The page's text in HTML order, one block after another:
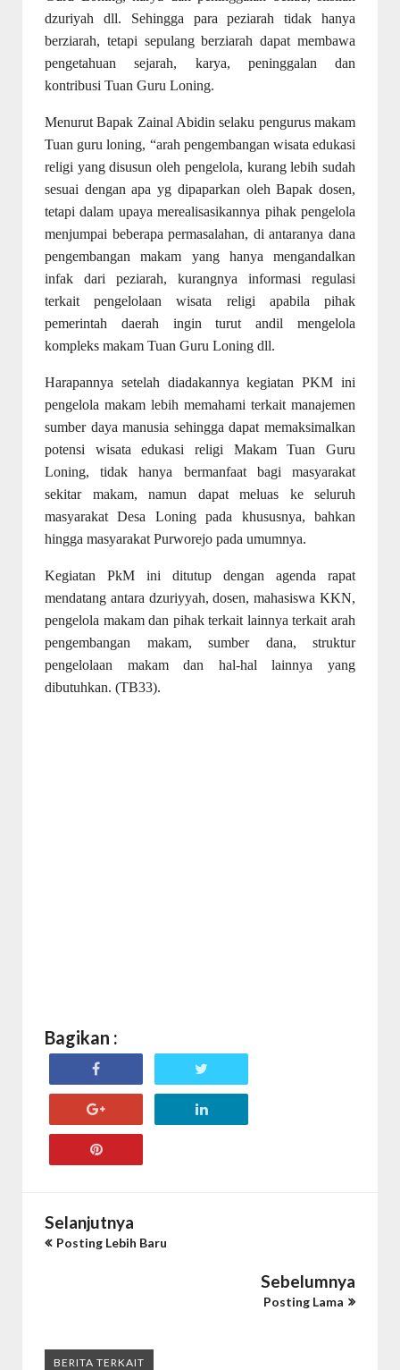
dzuriyah dll. Sehingga para peziarah tidak hanya
berziarah, tetapi sepulang berziarah dapat membawa
pengetahuan sejarah, karya, peninggalan dan
kontribusi Tuan Guru Loning.
Menurut Bapak Zainal Abidin selaku pengurus makam
Tuan guru loning, “arah pengembangan wisata edukasi
religi yang disusun oleh pengelola, kurang lebih sudah
sesuai dengan apa yg dipaparkan oleh Bapak dosen,
tetapi dalam upaya merealisasikannya pihak pengelola
menjumpai beberapa permasalahan, di antaranya dana
pengembangan makam yang hanya mengandalkan
infak dari peziarah, kurangnya informasi regulasi
terkait pengelolaan wisata religi apabila pihak
pemerintah daerah ingin turut andil mengelola
kompleks makam Tuan Guru Loning dll.
Harapannya setelah diadakannya kegiatan PKM ini
pengelola makam lebih memahami terkait manajemen
sumber daya manusia sehingga dapat memaksimalkan
potensi wisata edukasi religi Makam Tuan Guru
Loning, tidak hanya bermanfaat bagi masyarakat
sekitar makam, namun dapat meluas ke seluruh
masyarakat Desa Loning pada khususnya, bahkan
hingga masyarakat Purworejo pada umumnya.
Kegiatan PkM ini ditutup dengan agenda rapat
mendatang antara dzuriyyah, dosen, mahasiswa KKN,
pengelola makam dan pihak terkait lainnya terkait arah
pengembangan makam, sumber dana, struktur
pengelolaan makam dan hal-hal lainnya yang
dibutuhkan. (TB33).
Bagikan :
Selanjutnya
Posting Lebih Baru
Sebelumnya
Posting Lama
BERITA TERKAIT